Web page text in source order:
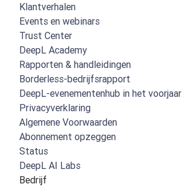
Klantverhalen
Events en webinars
Trust Center
DeepL Academy
Rapporten & handleidingen
Borderless-bedrijfsrapport
DeepL-evenementenhub in het voorjaar
Privacyverklaring
Algemene Voorwaarden
Abonnement opzeggen
Status
DeepL AI Labs
Bedrijf